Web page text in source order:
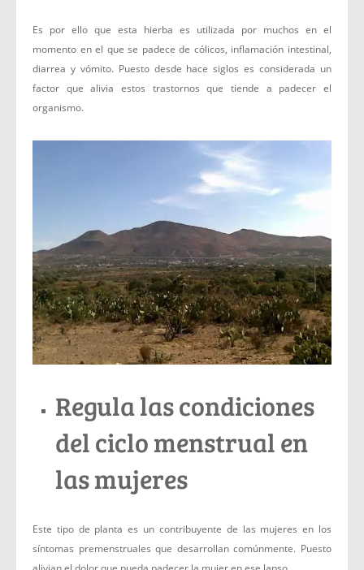
Es por ello que esta hierba es utilizada por muchos en el
momento en el que se padece de cólicos, inflamación intestinal,
diarrea y vómito. Puesto desde hace siglos es considerada un
factor que alivia estos trastornos que tiende a padecer el
organismo.
Regula las condiciones
del ciclo menstrual en
las mujeres
Este tipo de planta es un contribuyente de las mujeres en los
síntomas premenstruales que desarrollan comúnmente. Puesto